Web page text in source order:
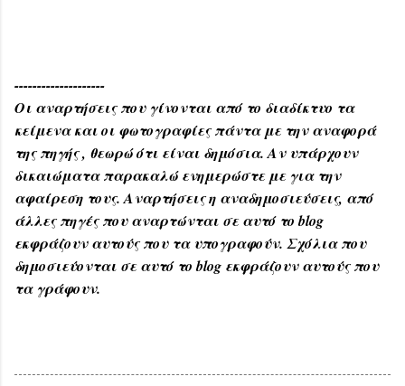
--------------------
Οι αναρτήσεις που γίνονται από το διαδίκτυο τα
κείμενα και οι φωτογραφίες πάντα με την αναφορά
της πηγής , θεωρώ ότι είναι δημόσια. Αν υπάρχουν
δικαιώματα παρακαλώ ενημερώστε με για την
αφαίρεση τους. Αναρτήσεις η αναδημοσιεύσεις, από
άλλες πηγές που αναρτώνται σε αυτό το blog
εκφράζουν αυτούς που τα υπογραφούν. Σχόλια που
δημοσιεύονται σε αυτό το blog εκφράζουν αυτούς που
τα γράφουν.